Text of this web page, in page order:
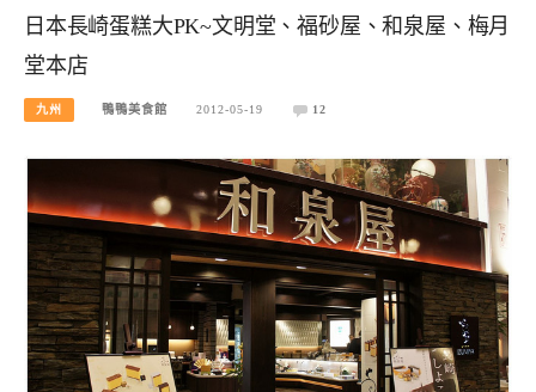
日本長崎蛋糕大PK~文明堂、福砂屋、和泉屋、梅月
堂本店
九州 鴨鴨美食館 2012-05-19 12